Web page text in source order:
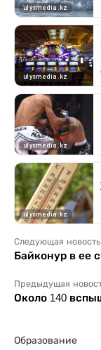
Следующая новость
Байконур в ее
Предыдущая
Около 140
Образование